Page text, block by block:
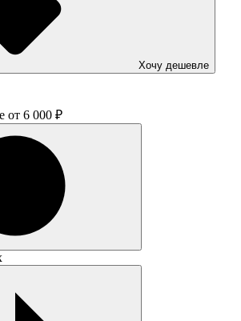
Хочу дешевле
от 6 000 ₽